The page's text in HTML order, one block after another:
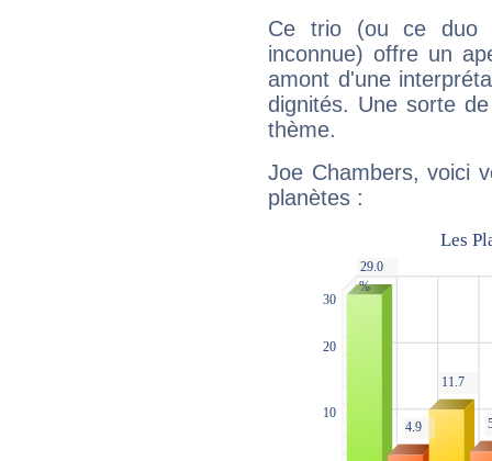
Ce trio (ou ce duo
inconnue) offre un
amont d'une
dignités. Une sorte
thème.
Joe Chambers, voici
planètes :